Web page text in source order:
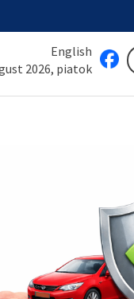
English
2026, piatok